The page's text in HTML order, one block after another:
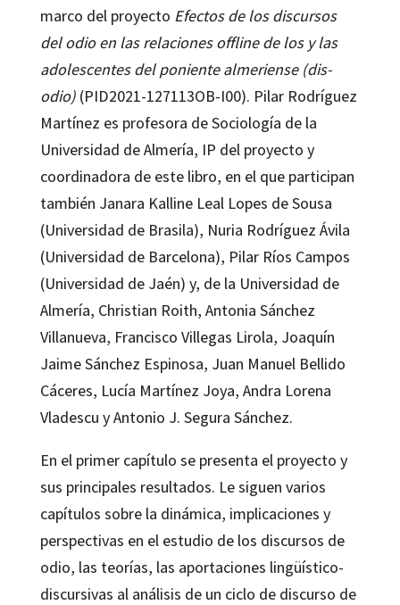
marco del proyecto Efectos de los discursos
del odio en las relaciones offline de los y las
adolescentes del poniente almeriense (dis-
odio)(PID2021-127113OB-I00). Pilar Rodríguez
Martínez es profesora de Sociología de la
Universidad de Almería, IP del proyecto y
coordinadora de este libro, en el que participan
también Janara Kalline Leal Lopes de Sousa
(Universidad de Brasila), Nuria Rodríguez Ávila
(Universidad de Barcelona), Pilar Ríos Campos
(Universidad de Jaén) y, de la Universidad de
Almería, Christian Roith, Antonia Sánchez
Villanueva, Francisco Villegas Lirola, Joaquín
Jaime Sánchez Espinosa, Juan Manuel Bellido
Cáceres, Lucía Martínez Joya, Andra Lorena
Vladescu y Antonio J. Segura Sánchez.
En el primer capítulo se presenta el proyecto y
sus principales resultados. Le siguen varios
capítulos sobre la dinámica, implicaciones y
perspectivas en el estudio de los discursos de
odio, las teorías, las aportaciones lingüístico-
discursivas al análisis de un ciclo de discurso de